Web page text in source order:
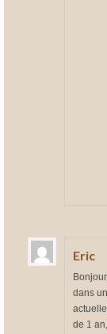
Eric
dans
de 1